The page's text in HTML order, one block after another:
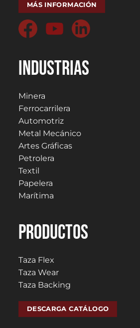
MÁS INFORMACIÓN
Industrias
Minera
Ferrocarrilera
Automotriz
Metal Mecánico
Artes Gráficas
Petrolera
Textil
Papelera
Marítima
PRODUCTOS
Taza Flex
Taza Wear
Taza Backing
DESCARGA CATÁLOGO